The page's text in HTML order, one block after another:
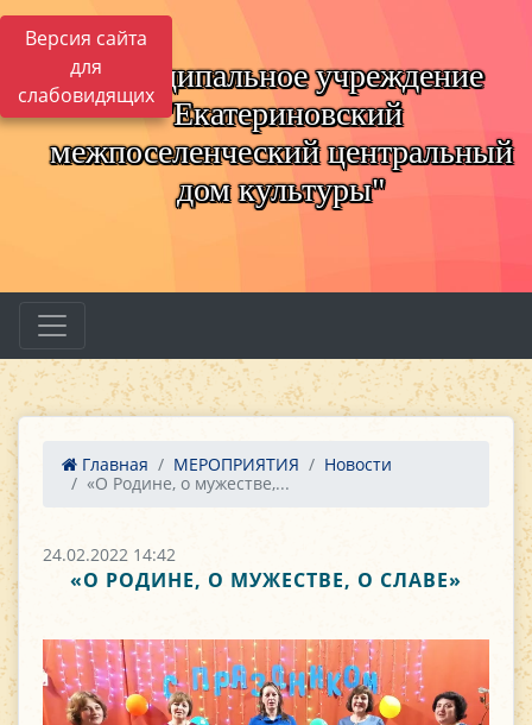
Версия сайта
для
слабовидящих
Муниципальное учреждение
"Екатериновский
межпоселенческий центральный
дом культуры"
Главная МЕРОПРИЯТИЯ
Новости
«О Родине, о мужестве,...
24.02.2022 14:42
«О РОДИНЕ, О МУЖЕСТВЕ, О СЛАВЕ»